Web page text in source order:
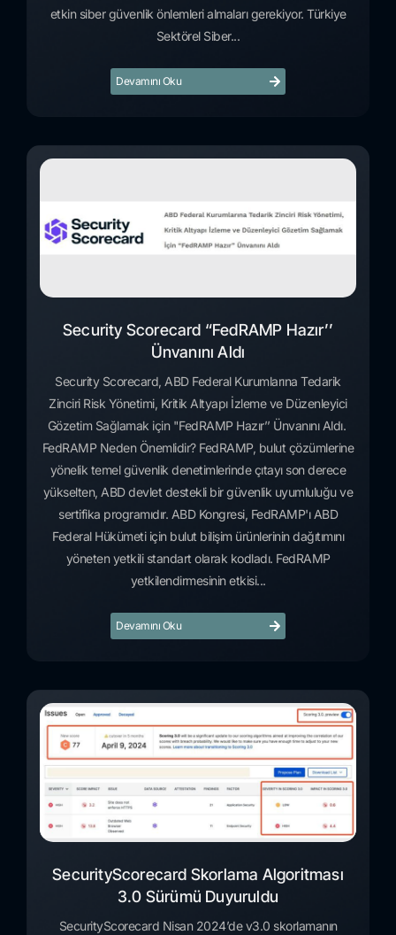
etkin siber güvenlik önlemleri almaları gerekiyor. Türkiye
Sektörel Siber...
Devamını Oku
Security Scorecard “FedRAMP Hazır’’
Ünvanını Aldı
Security Scorecard, ABD Federal Kurumlarına Tedarik
Zinciri Risk Yönetimi, Kritik Altyapı İzleme ve Düzenleyici
Gözetim Sağlamak için "FedRAMP Hazır’’ Ünvanını Aldı.
FedRAMP Neden Önemlidir? FedRAMP, bulut çözümlerine
yönelik temel güvenlik denetimlerinde çıtayı son derece
yükselten, ABD devlet destekli bir güvenlik uyumluluğu ve
sertifika programıdır. ABD Kongresi, FedRAMP'ı ABD
Federal Hükümeti için bulut bilişim ürünlerinin dağıtımını
yöneten yetkili standart olarak kodladı. FedRAMP
yetkilendirmesinin etkisi...
Devamını Oku
SecurityScorecard Skorlama Algoritması
3.0 Sürümü Duyuruldu
SecurityScorecard Nisan 2024’de v3.0 skorlamanın